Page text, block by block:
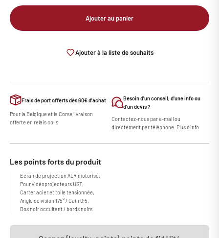
Ajouter au panier
Ajouter à la liste de souhaits
Frais de port offerts dès 60€ d'achat
Pour la Belgique et la Corse livraison
offerte en relais colis
Besoin d'un conseil, d'une info ou
d'un devis ?
Contactez-nous par e-mail ou
directement par téléphone. Plus d'info
Les points forts du produit
Ecran de projection ALR motorisé,
Pour vidéoprojecteurs UST,
Carter acier et toile tensionnée,
Angle de vision 175° / Gain 0;5,
Dos noir occultant / bords noirs